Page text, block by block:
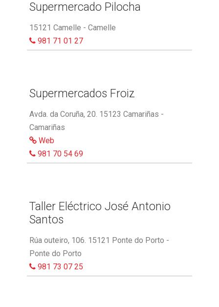
Supermercado Pilocha
15121 Camelle - Camelle
981 71 01 27
Supermercados Froiz
Avda. da Coruña, 20. 15123 Camariñas -
Camariñas
Web
981 70 54 69
Taller Eléctrico José Antonio
Santos
Rúa outeiro, 106. 15121 Ponte do Porto -
Ponte do Porto
981 73 07 25